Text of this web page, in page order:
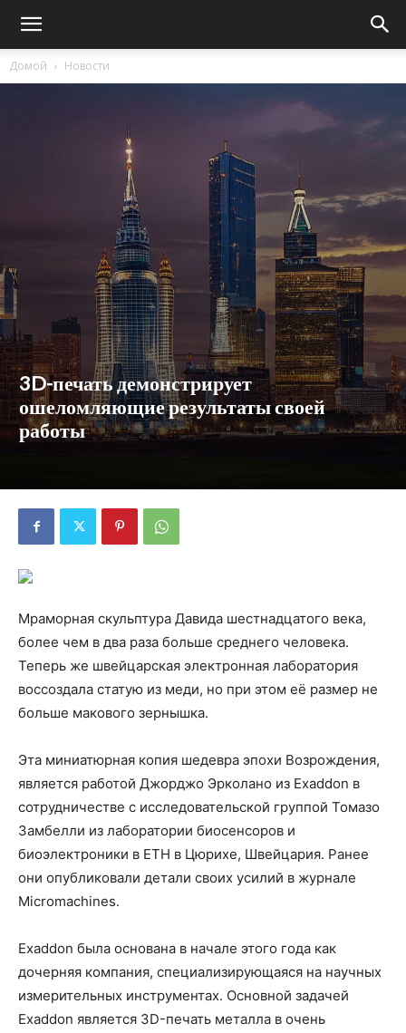
Домой Новости
3D-печать демонстрирует
ошеломляющие результаты своей
работы
Мраморная скульптура Давида шестнадцатого века,
более чем в два раза больше среднего человека.
Теперь же швейцарская электронная лаборатория
воссоздала статую из меди, но при этом её размер не
больше макового зернышка.
Эта миниатюрная копия шедевра эпохи Возрождения,
является работой Джорджо Эрколано из Exaddon в
сотрудничестве с исследовательской группой Томазо
Замбелли из лаборатории биосенсоров и
биоэлектроники в ETH в Цюрихе, Швейцария. Ранее
они опубликовали детали своих усилий в журнале
Micromachines.
Exaddon была основана в начале этого года как
дочерняя компания, специализирующаяся на научных
измерительных инструментах. Основной задачей
Exaddon является 3D-печать металла в очень